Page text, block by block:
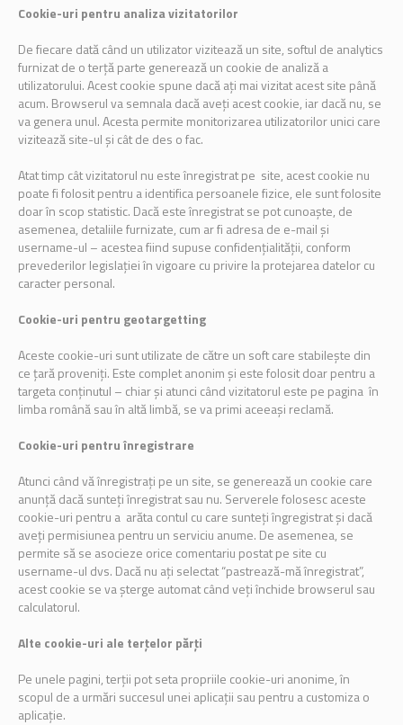
Cookie-uri pentru analiza vizitatorilor
De fiecare dată când un utilizator vizitează un site, softul de analytics
furnizat de o terță parte generează un cookie de analiză a
utilizatorului. Acest cookie spune dacă ați mai vizitat acest site până
acum. Browserul va semnala dacă aveți acest cookie, iar dacă nu, se
va genera unul. Acesta permite monitorizarea utilizatorilor unici care
vizitează site-ul și cât de des o fac.
Atat timp cât vizitatorul nu este înregistrat pe site, acest cookie nu
poate fi folosit pentru a identifica persoanele fizice, ele sunt folosite
doar în scop statistic. Dacă este înregistrat se pot cunoaște, de
asemenea, detaliile furnizate, cum ar fi adresa de e-mail și
username-ul – acestea fiind supuse confidențialității, conform
prevederilor legislației în vigoare cu privire la protejarea datelor cu
caracter personal.
Cookie-uri pentru geotargetting
Aceste cookie-uri sunt utilizate de către un soft care stabilește din
ce țară proveniți. Este complet anonim și este folosit doar pentru a
targeta conținutul – chiar și atunci când vizitatorul este pe pagina în
limba română sau în altă limbă, se va primi aceeași reclamă.
Cookie-uri pentru înregistrare
Atunci când vă înregistrați pe un site, se generează un cookie care
anunță dacă sunteți înregistrat sau nu. Serverele folosesc aceste
cookie-uri pentru a arăta contul cu care sunteți îngregistrat și dacă
aveți permisiunea pentru un serviciu anume. De asemenea, se
permite să se asocieze orice comentariu postat pe site cu
username-ul dvs. Dacă nu ați selectat “pastrează-mă înregistrat”,
acest cookie se va șterge automat când veți închide browserul sau
calculatorul.
Alte cookie-uri ale terțelor părți
Pe unele pagini, terții pot seta propriile cookie-uri anonime, în
scopul de a urmări succesul unei aplicații sau pentru a customiza o
aplicație.